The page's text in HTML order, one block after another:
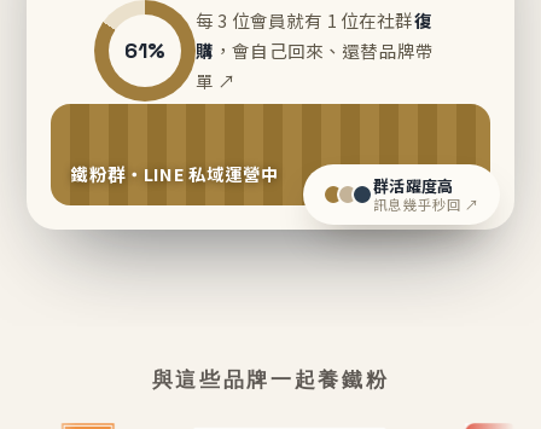
61%
每 3 位會員就有 1 位在社群復
購 ，會自己回來、還替品牌帶
單 ↗
鐵粉群・LINE 私域運營中 群活躍度高
訊息幾乎秒回 ↗
與這些品牌一起養鐵粉